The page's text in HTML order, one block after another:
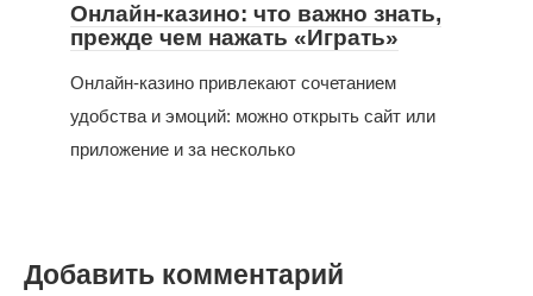
Онлайн-казино: что важно знать,
прежде чем нажать «Играть»
Онлайн-казино привлекают сочетанием
удобства и эмоций: можно открыть сайт или
приложение и за несколько
Добавить комментарий